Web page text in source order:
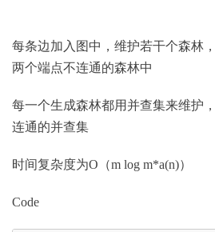
每条边加入图中，维护若干个森林
两个端点不连通的森林中
每一个生成森林都用并查集来维护
连通的并查集
时间复杂度为O（m log m*a(n)）
Code